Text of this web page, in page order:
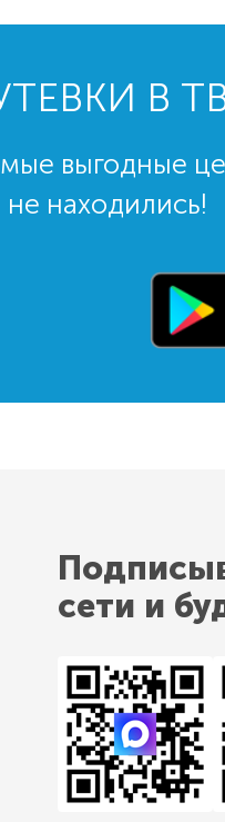
В
выгодные
находились!
сети и